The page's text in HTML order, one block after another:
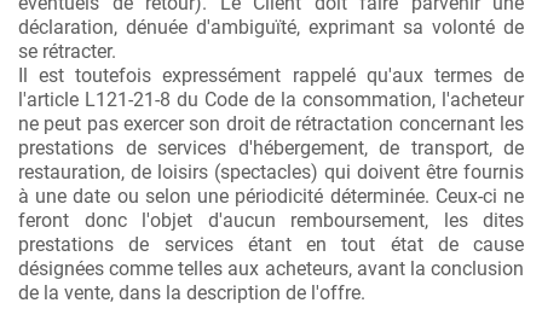
déclaration, dénuée d'ambiguïté, exprimant sa volonté de
se rétracter.
Il est toutefois expressément rappelé qu'aux termes de
l'article L121-21-8 du Code de la consommation, l'acheteur
ne peut pas exercer son droit de rétractation concernant les
prestations de services d'hébergement, de transport, de
restauration, de loisirs (spectacles) qui doivent être fournis
à une date ou selon une périodicité déterminée. Ceux-ci ne
feront donc l'objet d'aucun remboursement, les dites
prestations de services étant en tout état de cause
désignées comme telles aux acheteurs, avant la conclusion
de la vente, dans la description de l'offre.